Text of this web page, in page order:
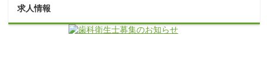
求人情報